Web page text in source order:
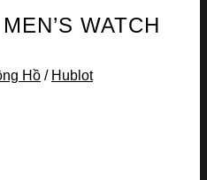
WATCH
Hồ / Hublot